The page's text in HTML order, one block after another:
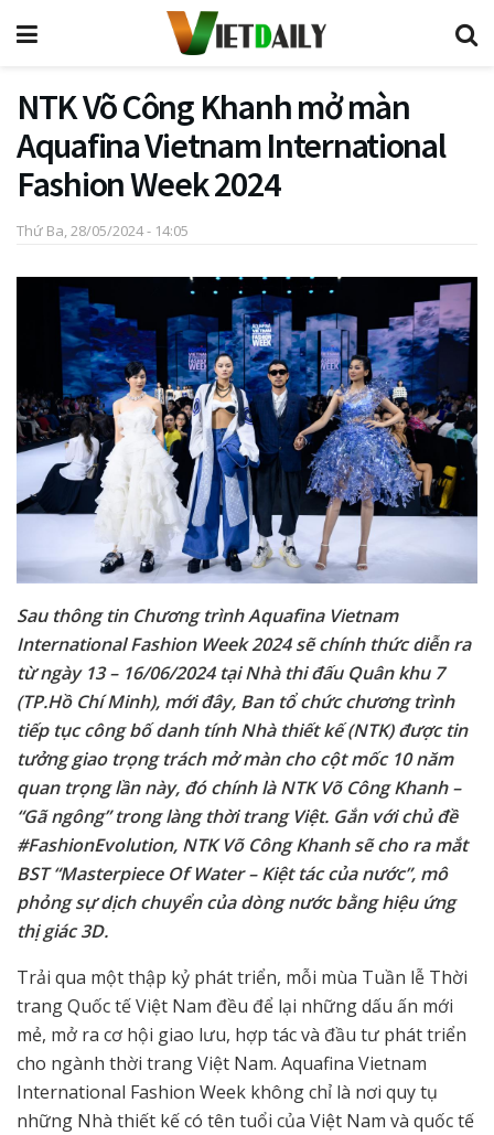
NTK Võ Công Khanh mở màn
Aquafina Vietnam International
Fashion Week 2024
Thứ Ba, 28/05/2024 - 14:05
Sau thông tin Chương trình Aquafina Vietnam
International Fashion Week 2024 sẽ chính thức diễn ra
từ ngày 13 – 16/06/2024 tại Nhà thi đấu Quân khu 7
(TP.Hồ Chí Minh), mới đây, Ban tổ chức chương trình
tiếp tục công bố danh tính Nhà thiết kế (NTK) được tin
tưởng giao trọng trách mở màn cho cột mốc 10 năm
quan trọng lần này, đó chính là NTK Võ Công Khanh –
“Gã ngông” trong làng thời trang Việt. Gắn với chủ đề
#FashionEvolution, NTK Võ Công Khanh sẽ cho ra mắt
BST “Masterpiece Of Water – Kiệt tác của nước”, mô
phỏng sự dịch chuyển của dòng nước bằng hiệu ứng
thị giác 3D.
Trải qua một thập kỷ phát triển, mỗi mùa Tuần lễ Thời
trang Quốc tế Việt Nam đều để lại những dấu ấn mới
mẻ, mở ra cơ hội giao lưu, hợp tác và đầu tư phát triển
cho ngành thời trang Việt Nam. Aquafina Vietnam
International Fashion Week không chỉ là nơi quy tụ
những Nhà thiết kế có tên tuổi của Việt Nam và quốc tế